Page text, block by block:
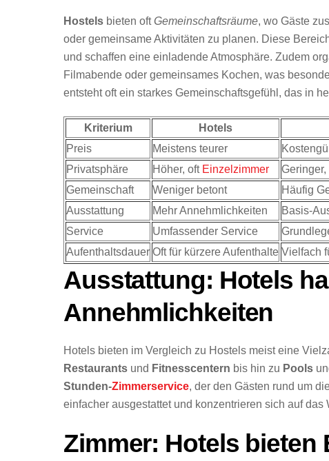
Hostels bieten oftGemeinschaftsräume, wo Gäste
oder gemeinsame Aktivitäten zu planen. Diese
und schaffen eine einladende Atmosphäre. Zudem
Filmabende oder gemeinsames Kochen, was
entsteht oft ein starkes Gemeinschaftsgefühl, das in
Kriterium Hotels
Preis
Meistens teurer
Privatsphäre
Höher, oft Einzelzimmer
Gemeinschaft
Weniger betont
Häufig
Ausstattung
Mehr Annehmlichkeiten
Basis-
Service
Umfassender Service
Aufenthaltsdauer Oft für kürzere Aufenthalte Vielfach
Ausstattung: Hotels
Annehmlichkeiten
Hotels bieten im Vergleich zu Hostels meist eine
Restaurants und Fitnesscentern bis hin zu Pools
Stunden-Zimmerservice, der den Gästen rund um
einfacher ausgestattet und konzentrieren sich auf
Zimmer: Hotels bieten